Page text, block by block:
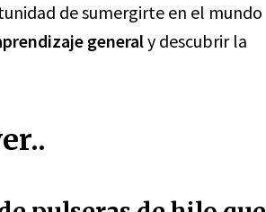
de sumergirte en el mundo
generaly descubrir la